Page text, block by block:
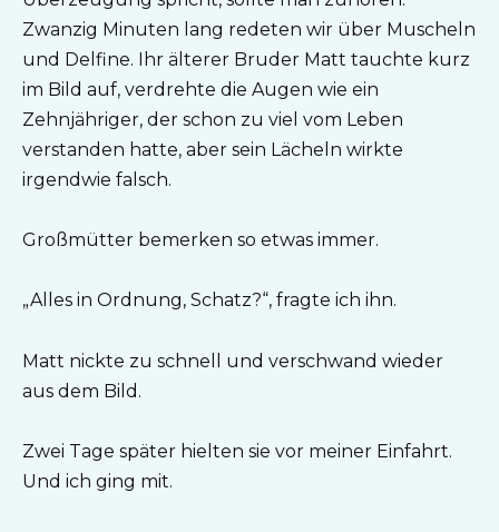
Zwanzig Minuten lang redeten wir über Muscheln
und Delfine. Ihr älterer Bruder Matt tauchte kurz
im Bild auf, verdrehte die Augen wie ein
Zehnjähriger, der schon zu viel vom Leben
verstanden hatte, aber sein Lächeln wirkte
irgendwie falsch.
Großmütter bemerken so etwas immer.
„Alles in Ordnung, Schatz?“, fragte ich ihn.
Matt nickte zu schnell und verschwand wieder
aus dem Bild.
Zwei Tage später hielten sie vor meiner Einfahrt.
Und ich ging mit.